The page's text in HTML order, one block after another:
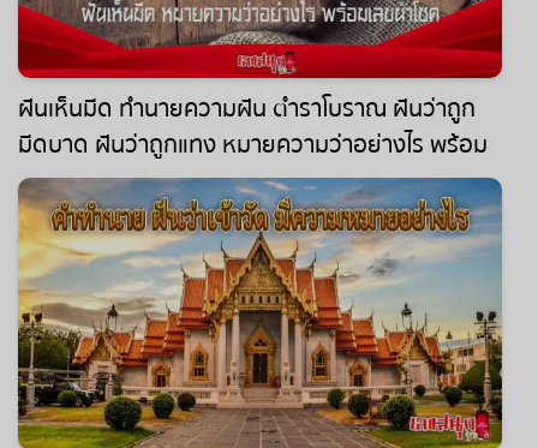
ฝันเห็นมีด ทำนายความฝัน ตำราโบราณ ฝันว่าถูก
มีดบาด ฝันว่าถูกแทง หมายความว่าอย่างไร พร้อม
เลขนำโชค